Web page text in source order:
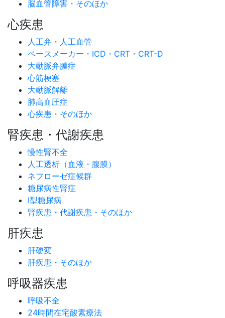
脳血管障害・そのほか
心疾患
人工弁・人工血管
ペースメーカー・ICD・CRT・CRT-D
大動脈弁膜症
心筋梗塞
大動脈解離
肺高血圧症
心疾患・そのほか
腎疾患・代謝疾患
慢性腎不全
人工透析（血液・腹膜）
ネフローゼ症候群
糖尿病性腎症
I型糖尿病
腎疾患・代謝疾患・そのほか
肝疾患
肝硬変
肝疾患・そのほか
呼吸器疾患
呼吸不全
24時間在宅酸素療法